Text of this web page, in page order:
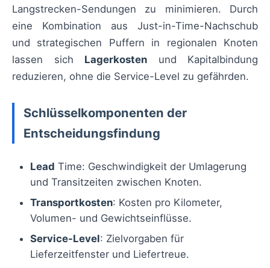
Langstrecken-Sendungen zu minimieren. Durch
eine Kombination aus Just-in-Time-Nachschub
und strategischen Puffern in regionalen Knoten
lassen sich Lagerkosten und Kapitalbindung
reduzieren, ohne die Service-Level zu gefährden.
Schlüsselkomponenten der
Entscheidungsfindung
Lead Time: Geschwindigkeit der Umlagerung
und Transitzeiten zwischen Knoten.
Transportkosten: Kosten pro Kilometer,
Volumen- und Gewichtseinflüsse.
Service-Level: Zielvorgaben für
Lieferzeitfenster und Liefertreue.